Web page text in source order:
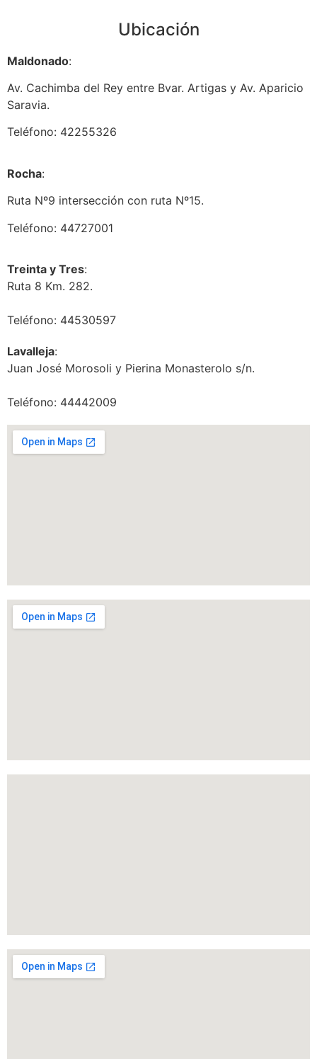
Ubicación
Maldonado:
Av. Cachimba del Rey entre Bvar. Artigas y Av. Aparicio
Saravia.
Teléfono: 42255326
Rocha:
Ruta Nº9 intersección con ruta Nº15.
Teléfono: 44727001
Treinta y Tres:
Ruta 8 Km. 282.
Teléfono: 44530597
Lavalleja:
Juan José Morosoli y Pierina Monasterolo s/n.
Teléfono: 44442009